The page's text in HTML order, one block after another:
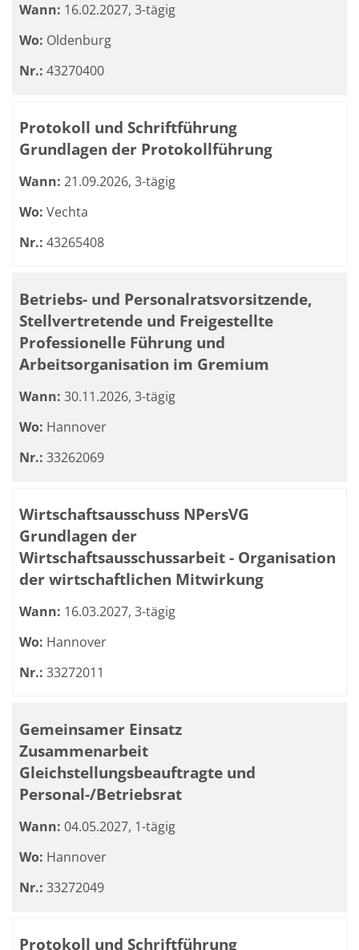
Wann: 16.02.2027, 3-tägig
Wo: Oldenburg
Nr.: 43270400
Protokoll und Schriftführung
Grundlagen der Protokollführung
Wann: 21.09.2026, 3-tägig
Wo: Vechta
Nr.: 43265408
Betriebs- und Personalratsvorsitzende,
Stellvertretende und Freigestellte
Professionelle Führung und
Arbeitsorganisation im Gremium
Wann: 30.11.2026, 3-tägig
Wo: Hannover
Nr.: 33262069
Wirtschaftsausschuss NPersVG
Grundlagen der
Wirtschaftsausschussarbeit - Organisation
der wirtschaftlichen Mitwirkung
Wann: 16.03.2027, 3-tägig
Wo: Hannover
Nr.: 33272011
Gemeinsamer Einsatz
Zusammenarbeit
Gleichstellungsbeauftragte und
Personal-/Betriebsrat
Wann: 04.05.2027, 1-tägig
Wo: Hannover
Nr.: 33272049
Protokoll und Schriftführung